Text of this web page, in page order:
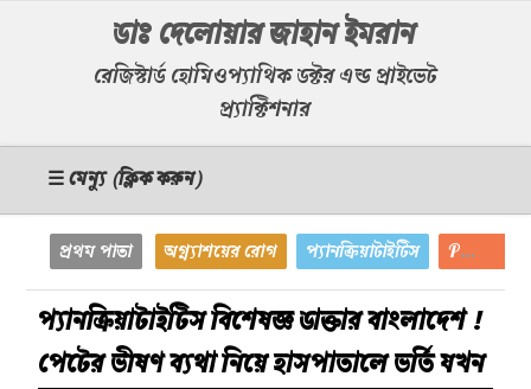
ডাঃ দেলোয়ার জাহান ইমরান
রেজিস্টার্ড হোমিওপ্যাথিক ডক্টর এন্ড প্রাইভেট
প্র্যাক্টিশনার
☰ মেন্যু (ক্লিক করুন)
প্রথম পাতা অগ্ন্যাশয়ের রোগ প্যানক্রিয়াটাইটিস Pancreatitis
প্যানক্রিয়াটাইটিস বিশেষজ্ঞ ডাক্তার বাংলাদেশ !
পেটের ভীষণ ব্যথা নিয়ে হাসপাতালে ভর্তি যখন